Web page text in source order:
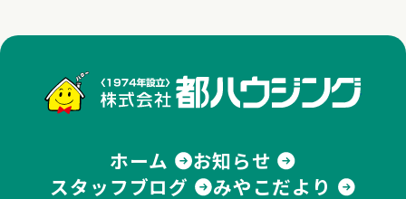
ホーム
お知らせ
スタッフブログ
みやこだより